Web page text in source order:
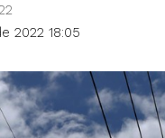
2022 18:05